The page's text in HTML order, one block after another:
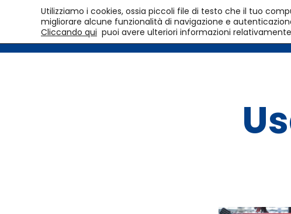
Utilizziamo i cookies, ossia piccoli file di testo che il tuo
migliorare alcune funzionalità di navigazione e
Cliccando qui puoi avere ulteriori informazioni